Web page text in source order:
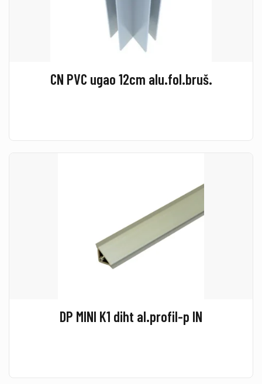
CN PVC ugao 12cm alu.fol.bruš.
DP MINI K1 diht al.profil-p IN